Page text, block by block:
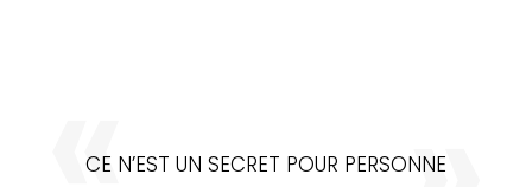
CE N’EST UN SECRET POUR PERSONNE